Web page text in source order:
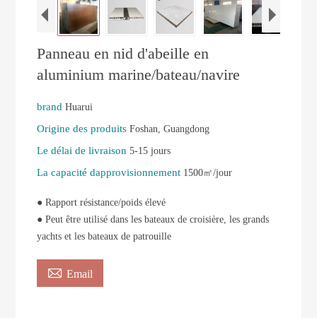
Panneau en nid d'abeille en
aluminium marine/bateau/navire
brandHuarui
Origine des produitsFoshan, Guangdong
Le délai de livraison5-15 jours
La capacité dapprovisionnement 1500㎡/jour
● Rapport résistance/poids élevé
● Peut être utilisé dans les bateaux de croisière, les grands
yachts et les bateaux de patrouille
 Email